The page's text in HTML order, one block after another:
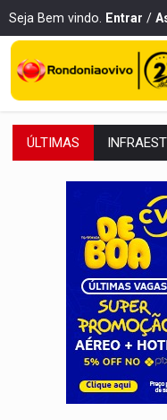
Seja Bem vindo. Entrar /
ÚLTIMAS A ILHA:
BR-364:
VOVÔ
JUSTIÇA: